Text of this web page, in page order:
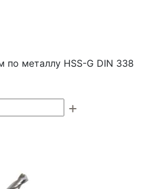
по металлу HSS-G DIN 338